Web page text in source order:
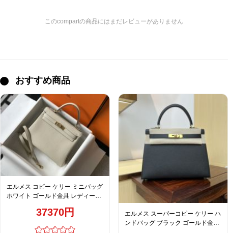
このcompartの商品にはまだレビューがありません
おすすめ商品
エルメス コピー ケリー ミニバッグ
ホワイト ゴールド金具 レディース
37370円
エルメス スーパーコピー ケリー ハ
ンドバッグ ブラック ゴールド金具